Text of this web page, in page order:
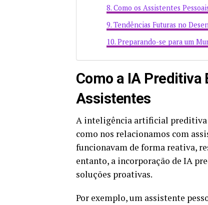
Como os Assistentes
Tendências Futuras no
Preparando-se para um
Como a IA Preditiva
Assistentes
A inteligência artificial preditiva
como nos relacionamos com
funcionavam de forma reativa,
entanto, a incorporação de IA
soluções proativas.
Por exemplo, um assistente